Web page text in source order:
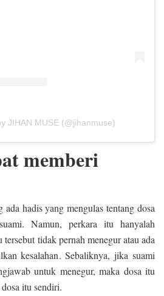
JIHAN MUSE (@jihanmuse)
memberi
hadis yang mengulas tentang dosa
Namun, perkara itu hanyalah
tidak pernah menegur atau ada
kesalahan. Sebaliknya, jika suami
untuk menegur, maka dosa itu
itu sendiri.